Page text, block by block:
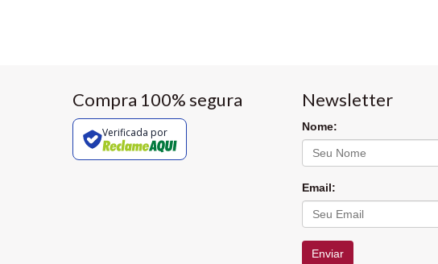
Compra 100% segura
Verificada por
Newsletter
Nome:
Email:
Enviar